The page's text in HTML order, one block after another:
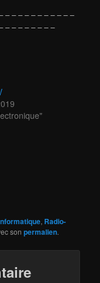
– – – – – – – – – – –
– – – – – – – –
, Radio-
sonpermalien.